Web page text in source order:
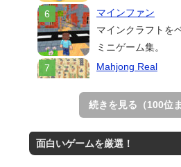
マインファン
マインクラフトを
ミニゲーム集。
Mahjong Real
ゲーム。
スイカゲーム 無料
スイカゲームをス
無料Web版。
続きを見る（100位ま
面白いゲームを厳選！